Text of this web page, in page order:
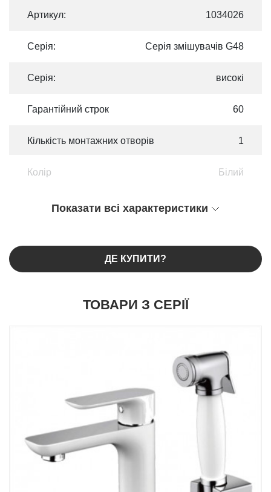
Артикул: 1034026
Серія: Серія змішувачів G48
Серія: високі
Гарантійний строк 60
Кількість монтажних отворів 1
Колір Білий
Показати всі характеристики
ДЕ КУПИТИ?
ТОВАРИ З СЕРІЇ